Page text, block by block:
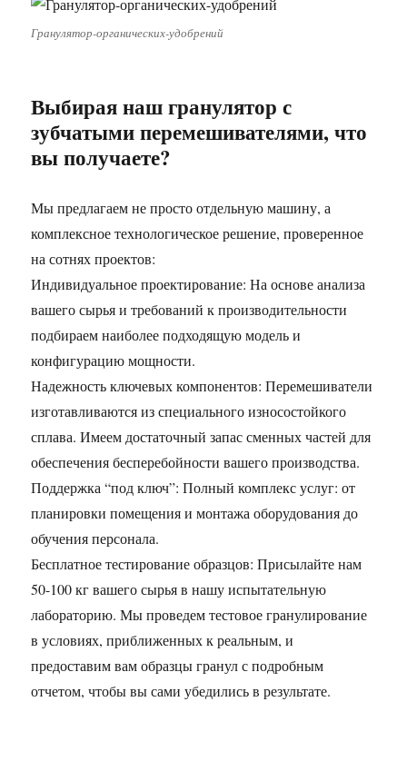
Гранулятор-органических-удобрений
Выбирая наш гранулятор с
зубчатыми перемешивателями, что
вы получаете?
Мы предлагаем не просто отдельную машину, а
комплексное технологическое решение, проверенное
на сотнях проектов:
Индивидуальное проектирование: На основе анализа
вашего сырья и требований к производительности
подбираем наиболее подходящую модель и
конфигурацию мощности.
Надежность ключевых компонентов: Перемешиватели
изготавливаются из специального износостойкого
сплава. Имеем достаточный запас сменных частей для
обеспечения бесперебойности вашего производства.
Поддержка “под ключ”: Полный комплекс услуг: от
планировки помещения и монтажа оборудования до
обучения персонала.
Бесплатное тестирование образцов: Присылайте нам
50-100 кг вашего сырья в нашу испытательную
лабораторию. Мы проведем тестовое гранулирование
в условиях, приближенных к реальным, и
предоставим вам образцы гранул с подробным
отчетом, чтобы вы сами убедились в результате.